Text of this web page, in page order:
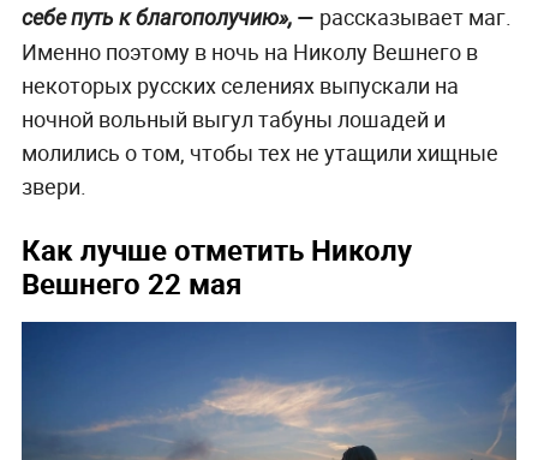
себе путь к благополучию», — рассказывает маг.
Именно поэтому в ночь на Николу Вешнего в
некоторых русских селениях выпускали на
ночной вольный выгул табуны лошадей и
молились о том, чтобы тех не утащили хищные
звери.
Как лучше отметить Николу
Вешнего 22 мая